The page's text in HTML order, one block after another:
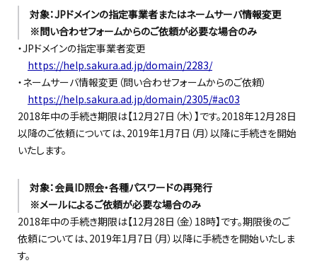
対象：JPドメインの指定事業者またはネームサーバ情報変更
※問い合わせフォームからのご依頼が必要な場合のみ
・JPドメインの指定事業者変更
https://help.sakura.ad.jp/domain/2283/
・ネームサーバ情報変更（問い合わせフォームからのご依頼）
https://help.sakura.ad.jp/domain/2305/#ac03
2018年中の手続き期限は【12月27日（木）】です。2018年12月28日
以降のご依頼については、2019年1月7日（月）以降に手続きを開始
いたします。
対象：会員ID照会・各種パスワードの再発行
※メールによるご依頼が必要な場合のみ
2018年中の手続き期限は【12月28日（金）18時】です。期限後のご
依頼については、2019年1月7日（月）以降に手続きを開始いたしま
す。